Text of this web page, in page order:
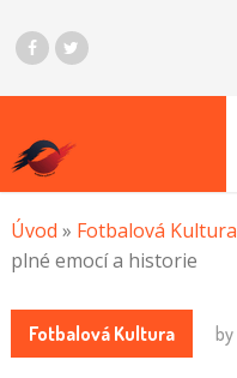
Úvod » Fotbalová Kultura
plné emocí a historie
Fotbalová Kultura by